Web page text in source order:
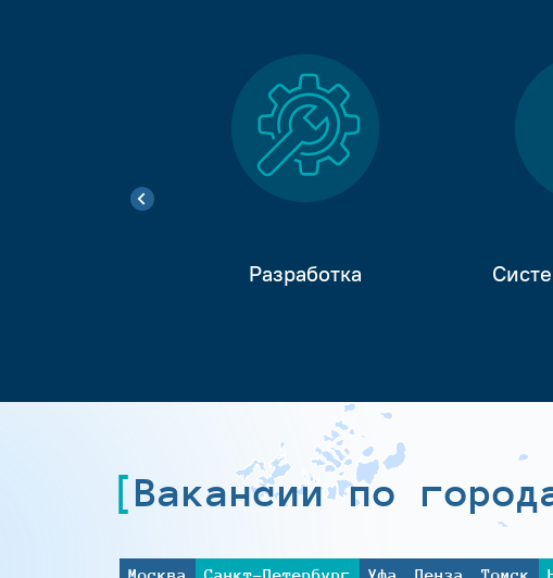
Разработка
Вакансии по